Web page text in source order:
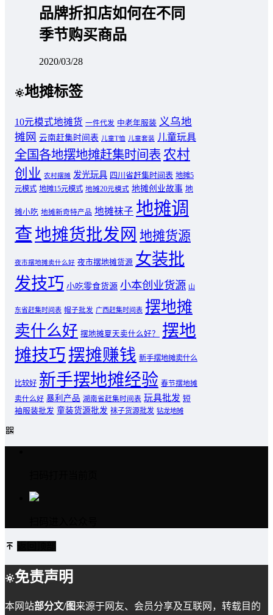
品牌折扣店如何在不同
季节购买商品
2020/03/28
地摊标签
10元模式地摊货 一件代发 中老年服装 义乌地
摊网 云南赶集时间表 儿童T恤 儿童套装 儿童玩具
全国各地摆地摊赶集时间表 农村
创业 农村摆摊 发光玩具 四川省赶集时间表 地摊5
元模式 地摊15元模式 地摊20元模式 地摊创业故事 地
摊小吃 地摊新奇特产品 地摊袜子 地摊调
查地摊货批发网 地摊货源
夜市摆地摊卖什么好 夜市摆地摊货源 女装批
发技巧 小吃零食货源 小本创业货源 山
东省赶集时间表 帽子批发 广西赶集时间表 摆地摊
卖什么好 摆地摊夏天卖什么好？
摆地
摊技巧摆摊赚钱 新手摆地摊卖什么
比较好 新手摆地摊经验 春节摆地摊
卖什么好 暴利产品 湖南省赶集时间表 玩具批发 短
袖服装批发 童装货源批发 袜子货源批发 钻龙地摊
免责声明
本网站部分文/图来源于网友、会员分享及互联网，转载目的